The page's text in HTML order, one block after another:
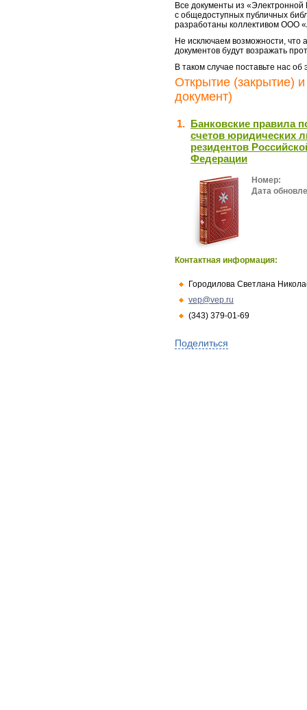
Все документы из «Электронной
с общедоступных публичных
разработаны коллективом ООО
Не исключаем возможности, что
документов будут возражать
В таком случае поставьте нас
Открытие (закрытие)
документ)
1. Банковские правила
счетов юридических
резидентов
Федерации
Номер:
Дата
Контактная информация:
Городилова Светлана
vep@vep.ru
(343) 379-01-69
Поделиться